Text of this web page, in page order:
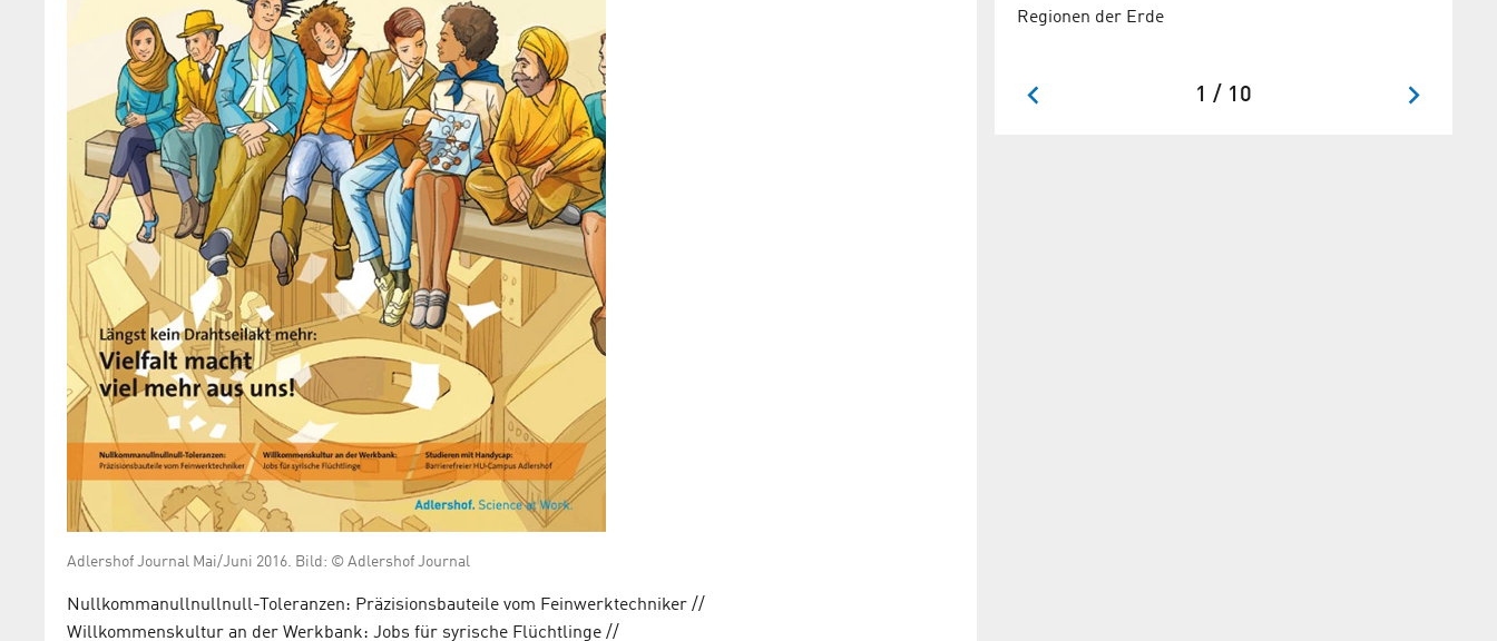
Adlershof Journal Mai/Juni 2016. Bild: © Adlershof Journal
Nullkommanullnullnull-Toleranzen: Präzisionsbauteile vom Feinwerktechniker //
Willkommenskultur an der Werkbank: Jobs für syrische Flüchtlinge //
Die Bilder des koreanischen Malers Yongtak Choi
sind Stimmungsmacher
Universität
Regionen der Erde
1 / 10